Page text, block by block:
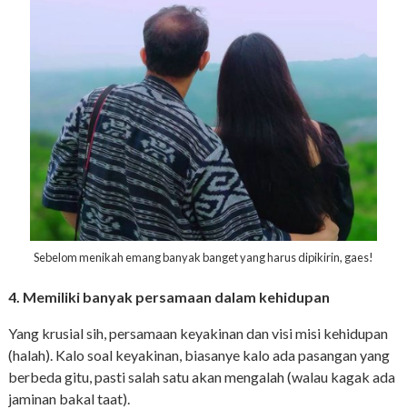
Sebelom menikah emang banyak banget yang harus dipikirin, gaes!
4. Memiliki banyak persamaan dalam kehidupan
Yang krusial sih, persamaan keyakinan dan visi misi kehidupan
(halah). Kalo soal keyakinan, biasanye kalo ada pasangan yang
berbeda gitu, pasti salah satu akan mengalah (walau kagak ada
jaminan bakal taat).